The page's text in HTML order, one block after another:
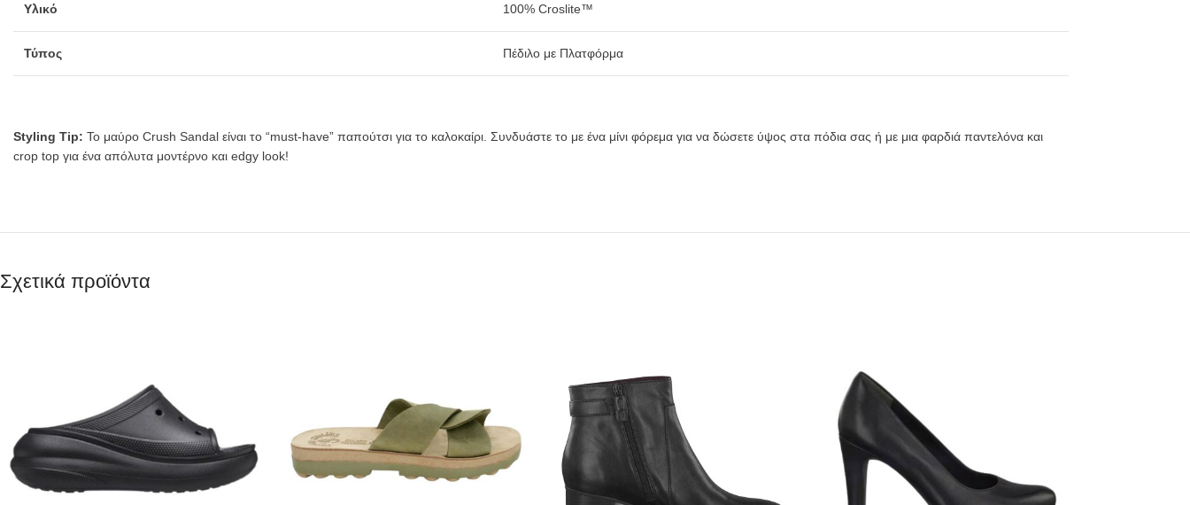
Υλικό 100% Croslite™
Τύπος Πέδιλο με Πλατφόρμα
Styling Tip: Το μαύρο Crush Sandal είναι το “must-have” παπούτσι για το καλοκαίρι. Συνδυάστε το με ένα μίνι φόρεμα για να δώσετε ύψος στα πόδια σας ή με μια φαρδιά παντελόνα και
crop top για ένα απόλυτα μοντέρνο και edgy look!
Σχετικά προϊόντα